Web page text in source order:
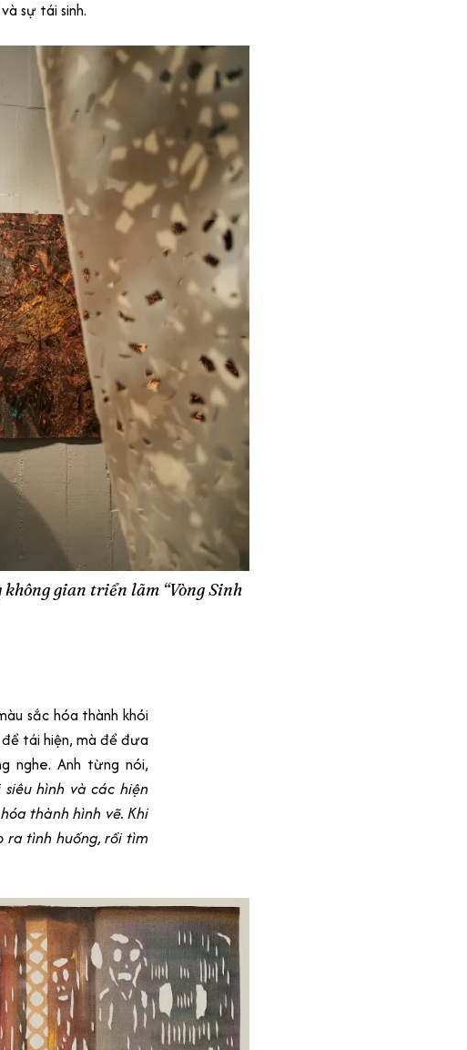
sự tái sinh.
gian triển lãm “Vòng Sinh
sắc hóa thành khói
tái hiện, mà để đưa
nghe. Anh từng nói,
hình và các hiện
thành hình vẽ. Khi
ra tình huống, rồi tìm